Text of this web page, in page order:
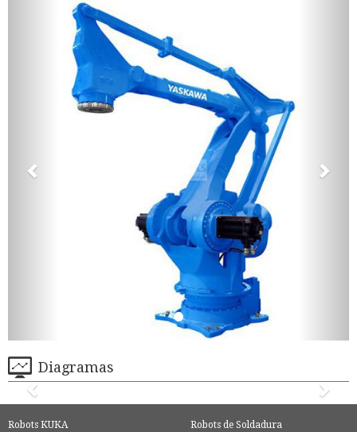
Diagramas
Robots KUKA
Robots de Soldadura